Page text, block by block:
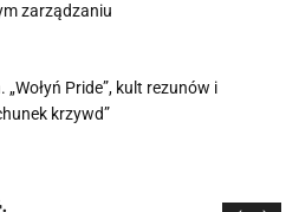
zarządzaniu
Pride”, kult rezunów i
krzywd”